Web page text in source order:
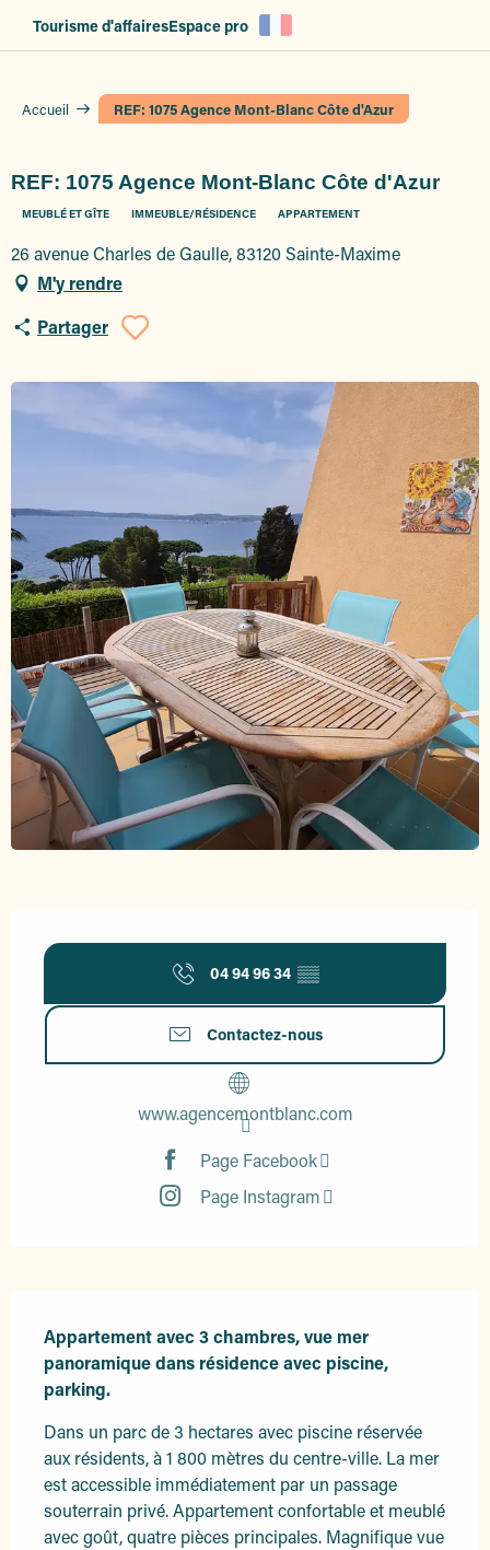
Tourisme d'affairesEspace pro
Accueil REF: 1075 Agence Mont-Blanc Côte d'Azur
REF: 1075 Agence Mont-Blanc Côte d'Azur
MEUBLÉ ET GÎTE IMMEUBLE/RÉSIDENCE APPARTEMENT
26 avenue Charles de Gaulle, 83120 Sainte-Maxime
M'y rendre
Partager
Ajouter aux favoris
04 94 96 34 ▒▒
Contactez-nous
www.agencemontblanc.com
Page Facebook
Page Instagram
Appartement avec 3 chambres, vue mer
panoramique dans résidence avec piscine,
parking.
Dans un parc de 3 hectares avec piscine réservée
aux résidents, à 1 800 mètres du centre-ville. La mer
est accessible immédiatement par un passage
souterrain privé. Appartement confortable et meublé
avec goût, quatre pièces principales. Magnifique vue